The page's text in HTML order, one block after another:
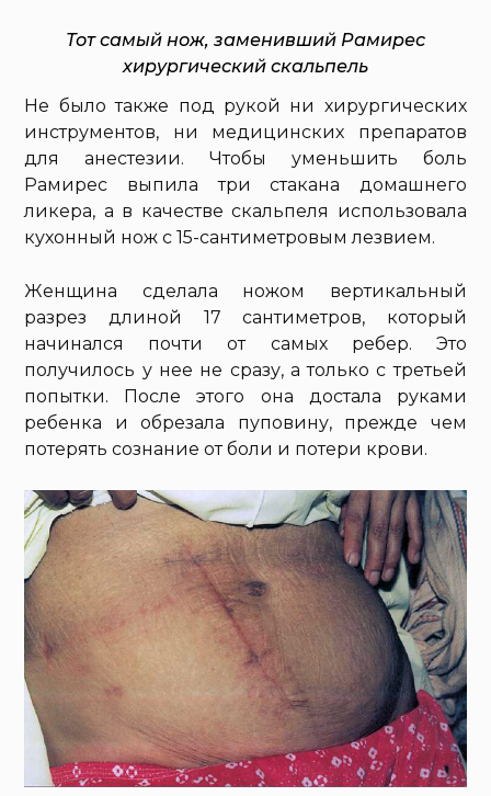
Тот самый нож, заменивший Рамирес
хирургический скальпель
Не было также под рукой ни хирургических
инструментов, ни медицинских препаратов
для анестезии. Чтобы уменьшить боль
Рамирес выпила три стакана домашнего
ликера, а в качестве скальпеля использовала
кухонный нож с 15-сантиметровым лезвием.
Женщина сделала ножом вертикальный
разрез длиной 17 сантиметров, который
начинался почти от самых ребер. Это
получилось у нее не сразу, а только с третьей
попытки. После этого она достала руками
ребенка и обрезала пуповину, прежде чем
потерять сознание от боли и потери крови.